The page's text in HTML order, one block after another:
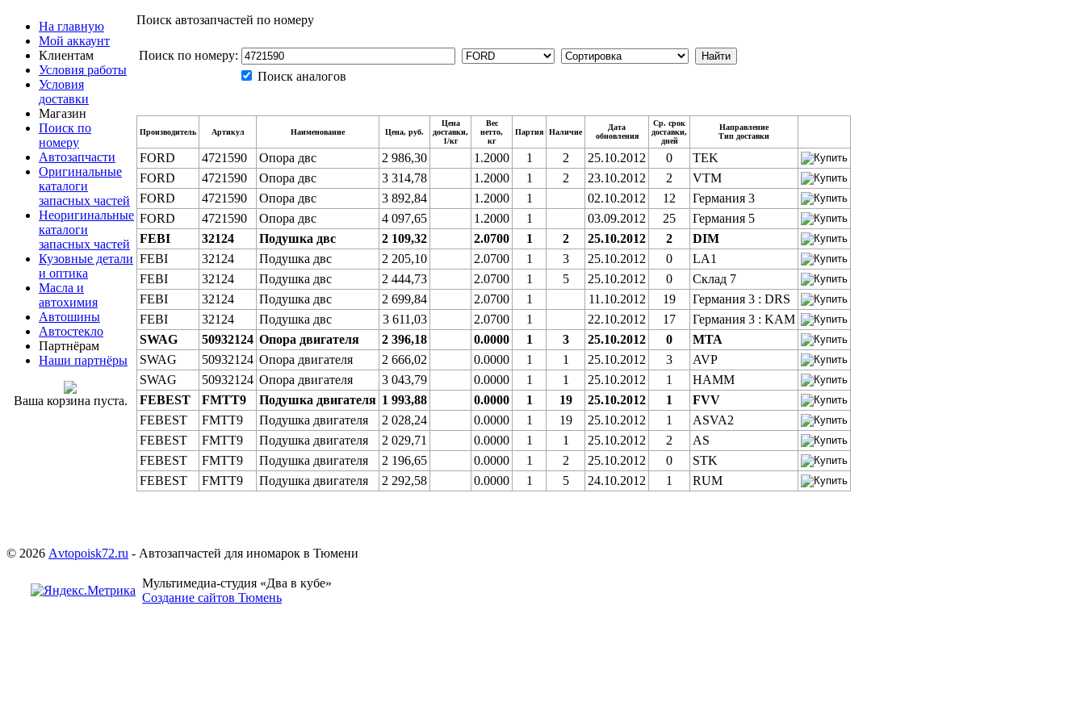
На главную
Мой аккаунт
Клиентам
Условия работы
Условия
доставки
Магазин
Поиск по
номеру
Автозапчасти
Оригинальные
каталоги
запасных частей
Неоригинальные
каталоги
запасных частей
Кузовные детали
и оптика
Масла и
автохимия
Автошины
Автостекло
Партнёрам
Наши партнёры
Ваша корзина пуста.
Поиск автозапчастей по номеру
Поиск по номеру:
Поиск аналогов
Производитель Артикул Наименование Цена, руб.
Цена
доставки,
1/кг
Вес
нетто,
кг
Партия Наличие
Дата
обновления
Ср. срок
доставки,
дней
Направление
Тип доставки
FORD 4721590 Опора двс 2 986,30 1.2000 1 2 25.10.2012 0
TEK
FORD
4721590 Опора двс 3 314,78 1.2000 1 2 23.10.2012 2
VTM
FORD
4721590 Опора двс 3 892,84 1.2000 1 02.10.2012 12
Германия 3
FORD
4721590 Опора двс 4 097,65 1.2000 1 03.09.2012 25
Германия 5
FEBI
32124 Подушка двс 2 109,32 2.0700 1 2 25.10.2012 2
DIM
FEBI
32124 Подушка двс 2 205,10 2.0700 1 3 25.10.2012 0
LA1
FEBI
32124 Подушка двс 2 444,73 2.0700 1 5 25.10.2012 0
Склад 7
FEBI
32124 Подушка двс 2 699,84 2.0700 1 11.10.2012 19
Германия 3 : DRS
FEBI
32124 Подушка двс 3 611,03 2.0700 1 22.10.2012 17
Германия 3 : KAM
SWAG
50932124 Опора двигателя 2 396,18 0.0000 1 3 25.10.2012 0
MTA
SWAG
50932124 Опора двигателя 2 666,02 0.0000 1 1 25.10.2012 3
AVP
SWAG
50932124 Опора двигателя 3 043,79 0.0000 1 1 25.10.2012 1
HAMM
FEBEST
FMTT9 Подушка двигателя 1 993,88 0.0000 1 19 25.10.2012 1
FVV
FEBEST
FMTT9 Подушка двигателя 2 028,24 0.0000 1 19 25.10.2012 1
ASVA2
FEBEST
FMTT9 Подушка двигателя 2 029,71 0.0000 1 1 25.10.2012 2
AS
FEBEST
FMTT9 Подушка двигателя 2 196,65 0.0000 1 2 25.10.2012 0
STK
FEBEST
FMTT9 Подушка двигателя 2 292,58 0.0000 1 5 24.10.2012 1 RUM
© 2026 Аvtopoisk72.ru - Автозапчастей для иномарок в Тюмени
Мультимедиа-студия «Два в кубе»
Создание сайтов Тюмень